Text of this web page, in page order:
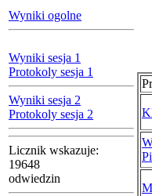
Wyniki ogolne
Wyniki sesja 1
Protokoly sesja 1
Wyniki sesja 2
Protokoly sesja 2
Licznik wskazuje:
19648
odwiedzin